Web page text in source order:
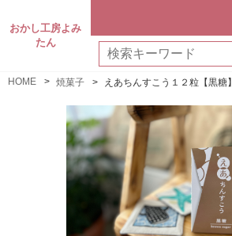
おかし工房よみ
たん
HOME 焼菓子 えあちんすこう１２粒【黒糖】